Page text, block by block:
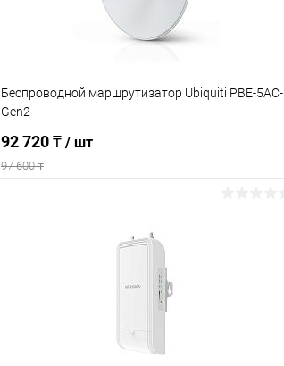
Беспроводной маршрутизатор Ubiquiti PBE-5AC-
Gen2
92 720 ₸ / шт
97 600 ₸